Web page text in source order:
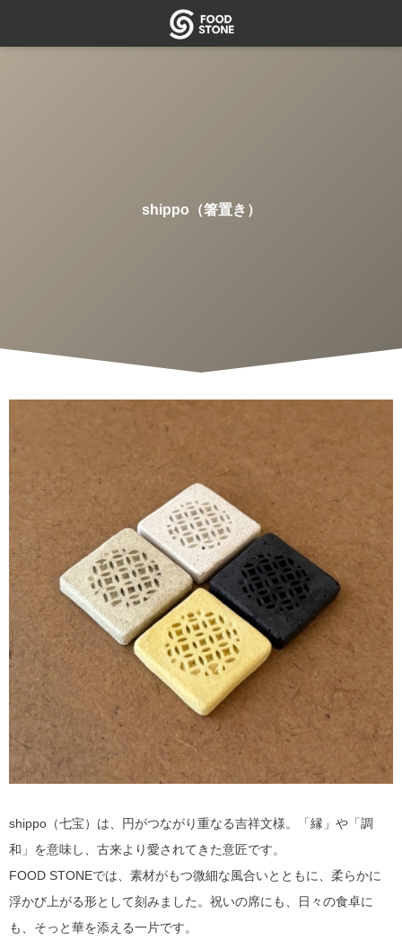
shippo（箸置き）
shippo（七宝）は、円がつながり重なる吉祥文様。「縁」や「調
和」を意味し、古来より愛されてきた意匠です。
FOOD STONEでは、素材がもつ微細な風合いとともに、柔らかに
浮かび上がる形として刻みました。祝いの席にも、日々の食卓に
も、そっと華を添える一片です。